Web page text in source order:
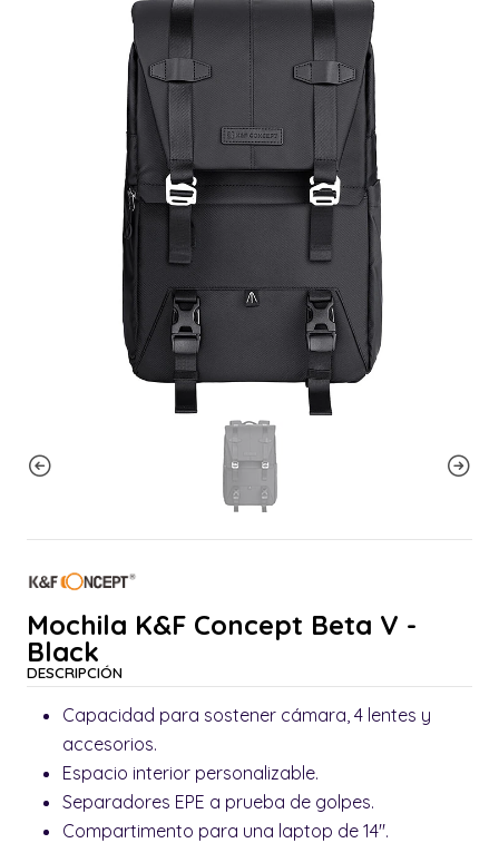
Mochila K&F Concept Beta V -
Black
DESCRIPCIÓN
Capacidad para sostener cámara, 4 lentes y
accesorios.
Espacio interior personalizable.
Separadores EPE a prueba de golpes.
Compartimento para una laptop de 14".